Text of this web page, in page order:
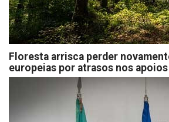
Floresta arrisca perder
europeias por atrasos nos apoios